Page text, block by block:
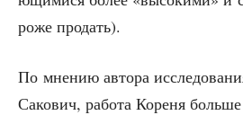
ро­же продать).
По мне­нию авто­ра
Сако­вич, рабо­та Коре­ня